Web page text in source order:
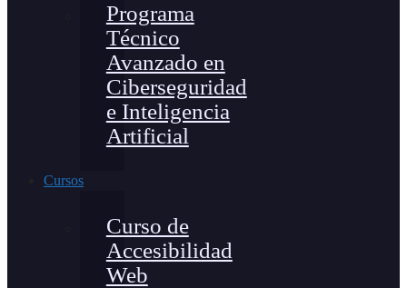
Programa
Técnico
Avanzado en
Ciberseguridad
e Inteligencia
Artificial
Cursos
Curso de
Accesibilidad
Web